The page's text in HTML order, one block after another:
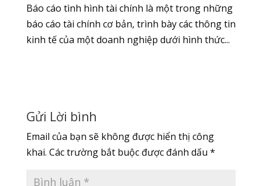
Báo cáo tình hình tài chính là một trong những
báo cáo tài chính cơ bản, trình bày các thông tin
kinh tế của một doanh nghiệp dưới hình thức...
Gửi Lời bình
Email của bạn sẽ không được hiển thị công
khai. Các trường bắt buộc được đánh dấu *